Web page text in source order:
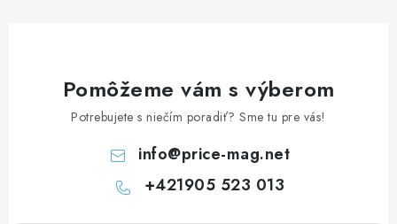
Pomôžeme vám s výberom
Potrebujete s niečím poradiť? Sme tu pre vás!
info@price-mag.net
+421905 523 013